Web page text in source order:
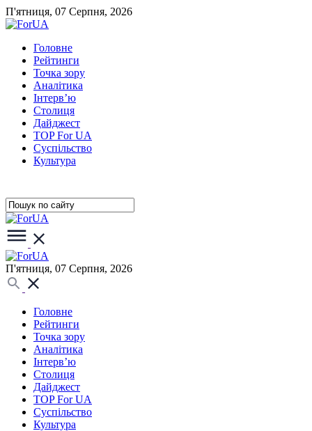
П'ятниця, 07 Серпня, 2026
Головне
Рейтинги
Точка зору
Аналітика
Інтерв’ю
Столиця
Дайджест
TOP For UA
Суспiльство
Культура
П'ятниця, 07 Серпня, 2026
Головне
Рейтинги
Точка зору
Аналітика
Інтерв’ю
Столиця
Дайджест
TOP For UA
Суспiльство
Культура